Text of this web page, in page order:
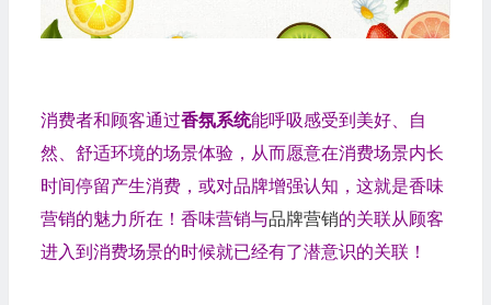
消费者和顾客通过香氛系统能呼吸感受到美好、自
然、舒适环境的场景体验，从而愿意在消费场景内长
时间停留产生消费，或对品牌增强认知，这就是香味
营销的魅力所在！香味营销与品牌营销的关联从顾客
进入到消费场景的时候就已经有了潜意识的关联！